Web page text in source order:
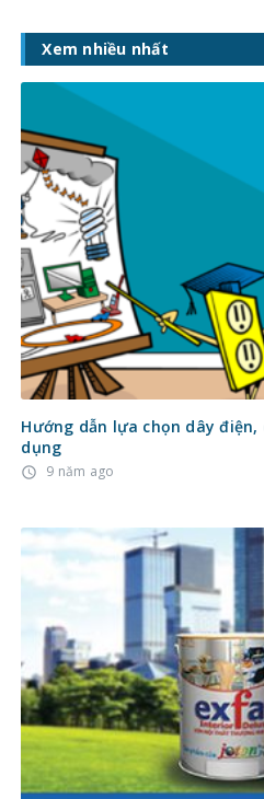
Xem nhiều nhất
Hướng dẫn lựa chọn dây
dụng
access_time 9 năm ago